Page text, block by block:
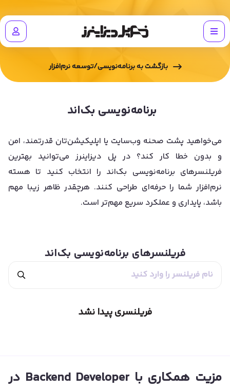
بازگشت بهبرنامه‌نویسی/توسعه نرم‌افزار
برنامه‌نویسی بک‌اند
می‌خواهید پشت صحنه وب‌سایت یا اپلیکیشن‌تان قدرتمند، امن
و بدون خطا کار کند؟ در پل دیزاینرز می‌توانید بهترین
فریلنسرهای برنامه‌نویسی بک‌اند را انتخاب کنید تا هسته
نرم‌افزار شما را حرفه‌ای طراحی کنند. هرچقدر ظاهر زیبا مهم
باشد، پایداری و عملکرد سریع مهم‌تر است.
فریلنسرهای برنامه‌نویسی بک‌اند
فریلنسری پیدا نشد
مزیت همکاری با Backend Developer در